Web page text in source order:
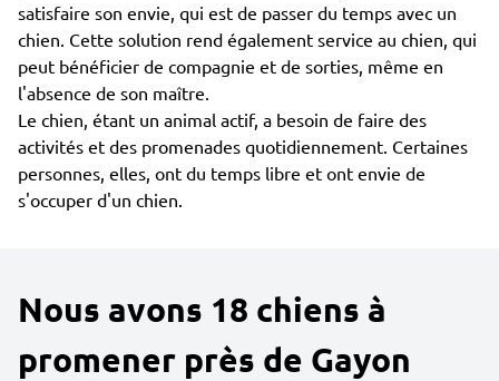
satisfaire son envie, qui est de passer du temps avec un
chien. Cette solution rend également service au chien, qui
peut bénéficier de compagnie et de sorties, même en
l'absence de son maître.
Le chien, étant un animal actif, a besoin de faire des
activités et des promenades quotidiennement. Certaines
personnes, elles, ont du temps libre et ont envie de
s'occuper d'un chien.
Nous avons 18 chiens à
promener près de Gayon